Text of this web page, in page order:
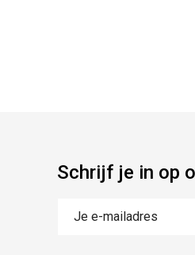
Schrijf je in op